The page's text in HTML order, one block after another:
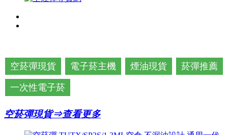
空菸彈現貨 電子菸主機 煙油現貨 菸彈推薦
一次性電子菸
空菸彈現貨⇒查看更多